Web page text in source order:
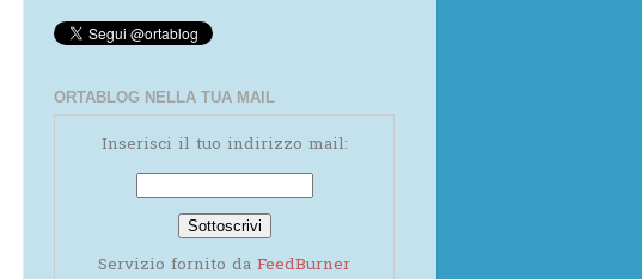
ORTABLOG NELLA TUA MAIL
Inserisci il tuo indirizzo mail:
Servizio fornito da FeedBurner